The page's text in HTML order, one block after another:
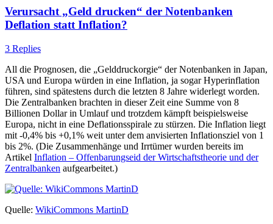
Verursacht „Geld drucken“ der Notenbanken
Deflation statt Inflation?
3 Replies
All die Prognosen, die „Gelddruckorgie“ der Notenbanken in Japan,
USA und Europa würden in eine Inflation, ja sogar Hyperinflation
führen, sind spätestens durch die letzten 8 Jahre widerlegt worden.
Die Zentralbanken brachten in dieser Zeit eine Summe von 8
Billionen Dollar in Umlauf und trotzdem kämpft beispielsweise
Europa, nicht in eine Deflationsspirale zu stürzen. Die Inflation liegt
mit -0,4% bis +0,1% weit unter dem anvisierten Inflationsziel von 1
bis 2%. (Die Zusammenhänge und Irrtümer wurden bereits im
Artikel Inflation – Offenbarungseid der Wirtschaftstheorie und der
Zentralbanken aufgearbeitet.)
Quelle: WikiCommons MartinD